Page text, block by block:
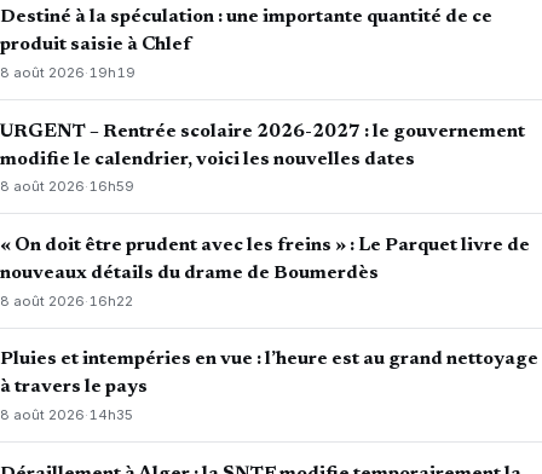
Destiné à la spéculation : une importante quantité de ce
produit saisie à Chlef
8 août 2026·19h19
URGENT – Rentrée scolaire 2026-2027 : le gouvernement
modifie le calendrier, voici les nouvelles dates
8 août 2026·16h59
« On doit être prudent avec les freins » : Le Parquet livre de
nouveaux détails du drame de Boumerdès
8 août 2026·16h22
Pluies et intempéries en vue : l’heure est au grand nettoyage
à travers le pays
8 août 2026·14h35